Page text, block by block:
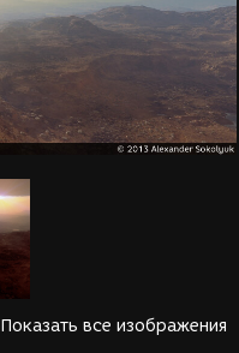
Показать все изображения